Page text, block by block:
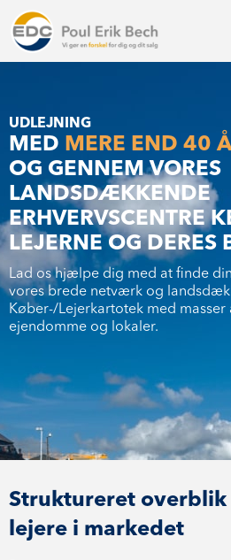
UDLEJNING
MED MERE END 40
OG GENNEM VORES
LANDSDÆKKENDE
ERHVERVSCENTRE
LEJERNE OG DERES
Lad os hjælpe dig med at finde
vores brede netværk og
Køber-/Lejerkartotek med
ejendomme og lokaler.
Struktureret
lejere i markedet